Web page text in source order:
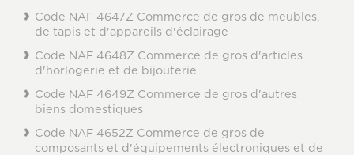
Code NAF 4647Z Commerce de gros de meubles,
de tapis et d'appareils d'éclairage
Code NAF 4648Z Commerce de gros d'articles
d'horlogerie et de bijouterie
Code NAF 4649Z Commerce de gros d'autres
biens domestiques
Code NAF 4652Z Commerce de gros de
composants et d'équipements électroniques et de